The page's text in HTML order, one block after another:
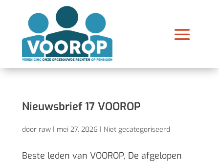
Nieuwsbrief 17 VOOROP
door raw| mei 27, 2026 | Niet gecategoriseerd
Beste leden van VOOROP, De afgelopen